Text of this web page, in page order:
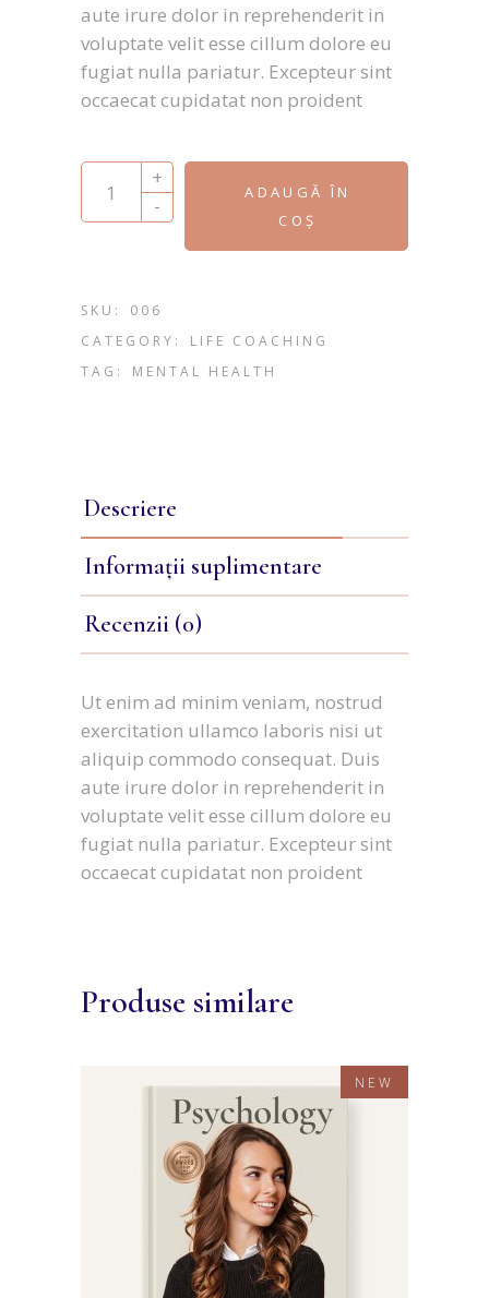
aute irure dolor in reprehenderit in
voluptate velit esse cillum dolore eu
fugiat nulla pariatur. Excepteur sint
occaecat cupidatat non proident
Stumbling on Happiness quantity
-
+
ADAUGĂ ÎN
COȘ
SKU:
006
CATEGORY:
LIFE COACHING
TAG:
MENTAL HEALTH
Descriere
Informații suplimentare
Recenzii (0)
Ut enim ad minim veniam, nostrud
exercitation ullamco laboris nisi ut
aliquip commodo consequat. Duis
aute irure dolor in reprehenderit in
voluptate velit esse cillum dolore eu
fugiat nulla pariatur. Excepteur sint
occaecat cupidatat non proident
Produse similare
NEW